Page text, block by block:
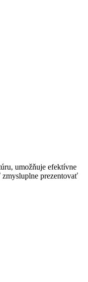
umožňuje efektívne
prezentovať